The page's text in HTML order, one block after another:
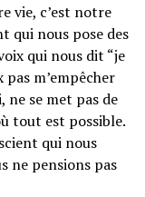
vie, c’est notre
qui nous pose des
qui nous dit “je
pas m’empêcher
se met pas de
tout est possible.
qui nous
ne pensions pas